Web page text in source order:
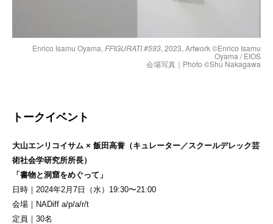
Enrico Isamu Oyama, FFIGURATI #593, 2023, Artwork ©︎Enrico Isamu
Oyama / EIOS
会場写真｜Photo ©︎Shu Nakagawa
トークイベント
大山エンリコイサム × 飯田高誉（キュレーター／スクールデレック芸
術社会学研究所所⻑）
「書物と洞窟をめぐって」
⽇時｜2024年2⽉7⽇（⽔）19:30〜21:00
会場｜NADiff a/p/a/r/t
定員｜30名